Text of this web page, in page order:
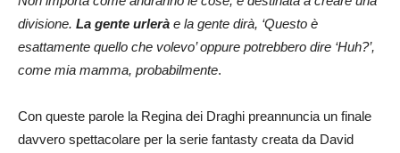
divisione. La gente urlerà e la gente dirà, ‘Questo è
esattamente quello che volevo’ oppure potrebbero dire ‘Huh?’,
come mia mamma, probabilmente.
Con queste parole la Regina dei Draghi preannuncia un finale
davvero spettacolare per la serie fantasty creata da David